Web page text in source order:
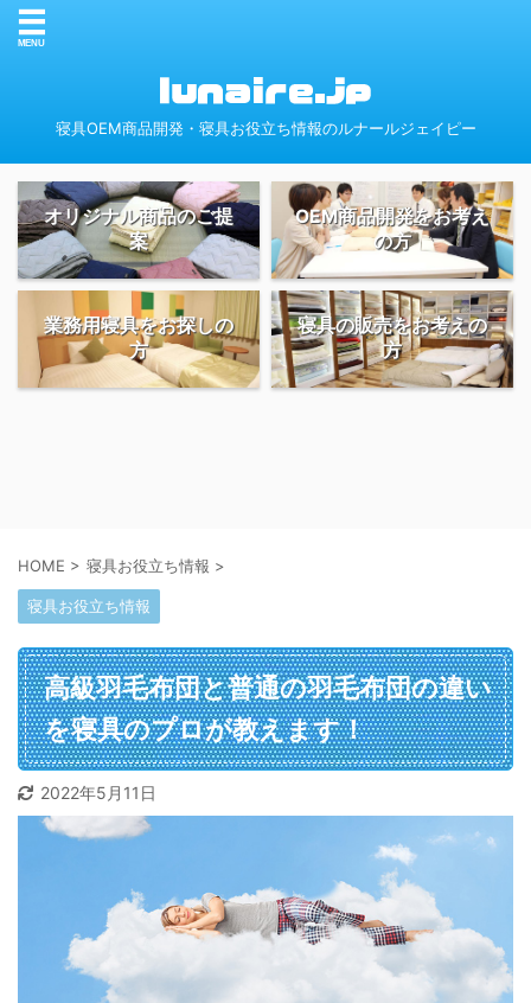
寝具OEM商品開発・寝具お役立ち情報のルナールジェイピー
オリジナル商品のご提
案
OEM商品開発をお考え
の方
業務用寝具をお探しの
方
寝具の販売をお考えの
方
HOME > 寝具お役立ち情報 >
寝具お役立ち情報
高級羽毛布団と普通の羽毛布団の違い
を寝具のプロが教えます！
2022年5月11日